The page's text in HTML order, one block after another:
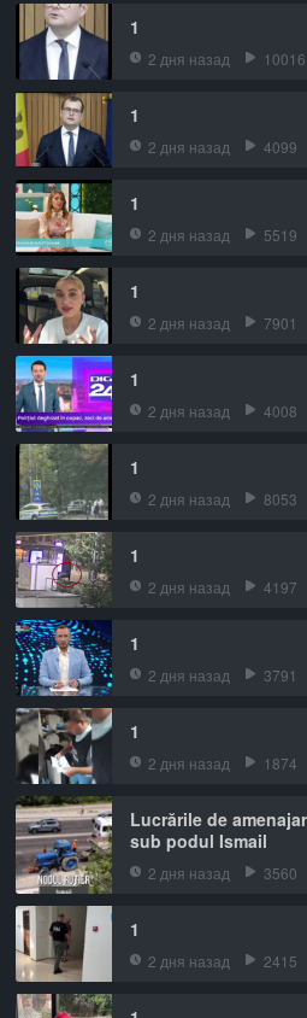
1
2 дня назад 10016
1
2 дня назад 4099
1
2 дня назад 5519
1
2 дня назад 7901
1
2 дня назад 4008
1
2 дня назад 8053
1
2 дня назад 4197
1
2 дня назад 3791
1
2 дня назад 1874
Lucrările de
sub podul Ismail
2 дня назад 3560
1
2 дня назад 2415